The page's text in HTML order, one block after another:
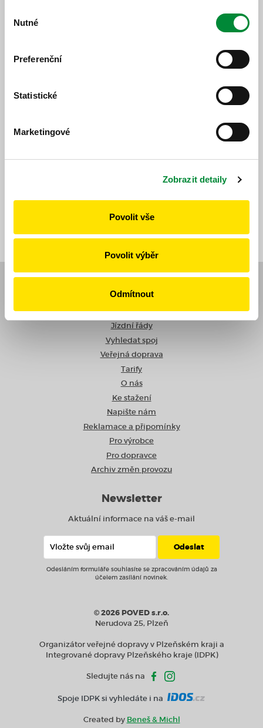
souhlasu
Nutné
Preferenční
Statistické
Marketingové
Zobrazit detaily
Povolit vše
Povolit výběr
Odmítnout
Od 01. 11. 2026 bude platit nový jízdní řád.
change=11238&line=549
Navigace
Novinky
Jízdní řády
Vyhledat spoj
Veřejná doprava
Tarify
O nás
Ke stažení
Napište nám
Reklamace a připomínky
Pro výrobce
Pro dopravce
Archiv změn provozu
Newsletter
Aktuální informace na váš e-mail
Odesláním formuláře souhlasíte se zpracováním údajů za
účelem zasílání novinek.
© 2026 POVED s.r.o.
Nerudova 25, Plzeň
Organizátor veřejné dopravy v Plzeňském kraji a
Integrované dopravy Plzeňského kraje (IDPK)
Sledujte nás na
Spoje IDPK si vyhledáte i na
Created by Beneš & Michl